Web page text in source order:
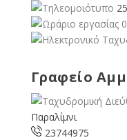
Γραφείο
Παραλίμνι
23744975